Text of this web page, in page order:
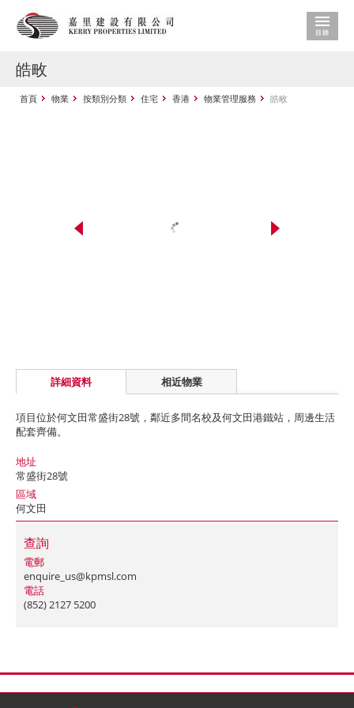
皓畋
首頁 物業 按類別分類 住宅 香港 物業管理服務 皓畋
詳細資料 相近物業
項目位於何文田常盛街28號，鄰近多間名校及何文田港鐵站，周邊生活
配套齊備。
地址
常盛街28號
區域
何文田
查詢
電郵
enquire_us@kpmsl.com
電話
(852) 2127 5200